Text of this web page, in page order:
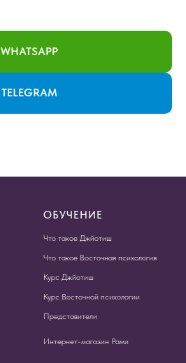
WHATSAPP
TELEGRAM
ОБУЧЕНИЕ
Что такое Джйотиш
Что такое Восточная психология
Курс Джйотиш
Курс Восточной психологии
Представители
Интернет-магазин Рами